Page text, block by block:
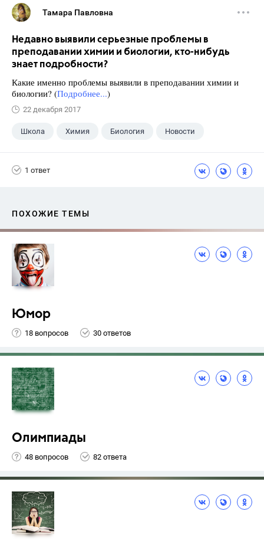
Тамара Павловна
Недавно выявили серьезные проблемы в
преподавании химии и биологии, кто-нибудь
знает подробности?
Какие именно проблемы выявили в преподавании химии и
биологии? (Подробнее...)
22 декабря 2017
Школа Химия Биология Новости
1 ответ
ПОХОЖИЕ ТЕМЫ
Юмор
18 вопросов 30 ответов
Олимпиады
48 вопросов 82 ответа